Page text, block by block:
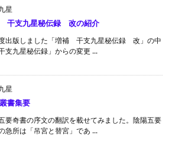
星
干支九星秘伝録 改の紹介
出版しました「増補 干支九星秘伝録 改」の中
支九星秘伝録」からの変更 ...
星
書集要
要奇書の序文の翻訳を載せてみました。陰陽五要
急所は「吊宮と替宮」であ ...